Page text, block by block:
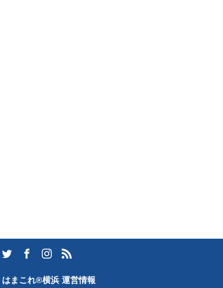
はまこれ®横浜 運営情報